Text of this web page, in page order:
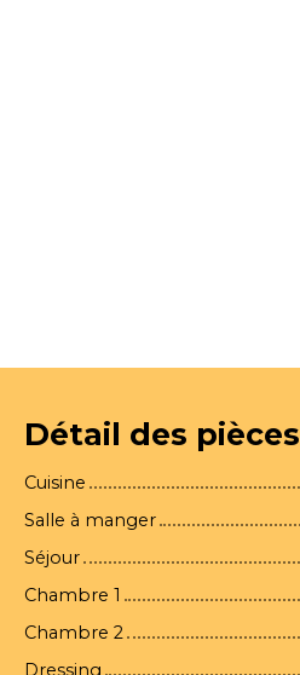
Détail des pièces
Cuisine
Salle à manger
Séjour
Chambre 1
Chambre 2
Dressing